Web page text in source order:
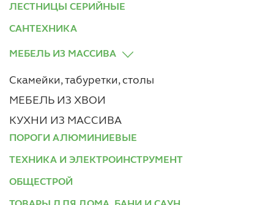
ЛЕСТНИЦЫ СЕРИЙНЫЕ
САНТЕХНИКА
МЕБЕЛЬ ИЗ МАССИВА
Скамейки, табуретки, столы
МЕБЕЛЬ ИЗ ХВОИ
КУХНИ ИЗ МАССИВА
ПОРОГИ АЛЮМИНИЕВЫЕ
ТЕХНИКА И ЭЛЕКТРОИНСТРУМЕНТ
ОБЩЕСТРОЙ